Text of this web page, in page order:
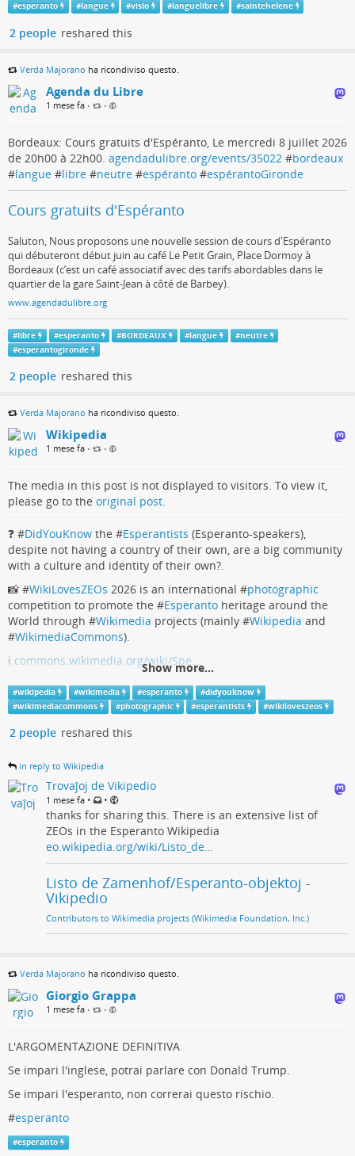
#esperanto #langue #visio #languelibre #saintehelene
2 people reshared this
Verda Majorano ha ricondiviso questo.
Agenda du Libre
1 mese fa • •
Bordeaux: Cours gratuits d'Espéranto, Le mercredi 8 juillet 2026
de 20h00 à 22h00. agendadulibre.org/events/35022 #bordeaux
#langue #libre #neutre #espéranto #espérantoGironde
Cours gratuits d'Espéranto
Saluton, Nous proposons une nouvelle session de cours d'Espéranto
qui débuteront début juin au café Le Petit Grain, Place Dormoy à
Bordeaux (c’est un café associatif avec des tarifs abordables dans le
quartier de la gare Saint-Jean à côté de Barbey).
www.agendadulibre.org
#libre #esperanto #BORDEAUX #langue #neutre
#esperantogironde
2 people reshared this
Verda Majorano ha ricondiviso questo.
Wikipedia
1 mese fa • •
The media in this post is not displayed to visitors. To view it,
please go to the original post
❓ #DidYouKnow the #Esperantists (Esperanto-speakers),
despite not having a country of their own, are a big community
with a culture and identity of their own?.
📸 #WikiLovesZEOs 2026 is an international #photographic
competition to promote the #Esperanto heritage around the
World through #Wikimedia projects (mainly #Wikipedia and
#WikimediaCommons).
ℹ️ commons.wikimedia.org/wiki/Spe…
Commons:Wiki Loves ZEOs 2026 - Wikimedia
Commons
commons.wikimedia.org
Show more...
#wikipedia #wikimedia #esperanto #didyouknow
#wikimediacommons #photographic #esperantists #wikiloveszeos
2 people reshared this
in reply to Wikipedia
Trovaĵoj de Vikipedio
1 mese fa • •
thanks for sharing this. There is an extensive list of
ZEOs in the Esperanto Wikipedia
eo.wikipedia.org/wiki/Listo_de…
Listo de Zamenhof/Esperanto-objektoj -
Vikipedio
Contributors to Wikimedia projects (Wikimedia Foundation, Inc.)
Verda Majorano ha ricondiviso questo.
Giorgio Grappa
1 mese fa • •
L'ARGOMENTAZIONE DEFINITIVA
Se impari l'inglese, potrai parlare con Donald Trump.
Se impari l'esperanto, non correrai questo rischio.
#esperanto
#esperanto